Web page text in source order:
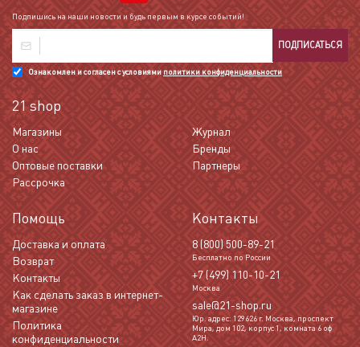
Подпишись на наши новости и будь первым в курсе событий!
ПОДПИСАТЬСЯ
Ознакомлен и согласен с условиямиполитики конфиденциальности
21 shop
Магазины
Журнал
О нас
Бренды
Оптовые поставки
Партнеры
Рассрочка
Помощь
Доставка и оплата
Возврат
Контакты
Как сделать заказ в интернет-
магазине
Политика
конфиденциальности
Контакты
8 (800) 500-89-21
Бесплатно по России
+7 (499) 110-10-21
Москва
sale@21-shop.ru
Юр. адрес: 129626 г. Москва, проспект
Мира, дом 102, корпус 1, комната 6 оф
А2Н.